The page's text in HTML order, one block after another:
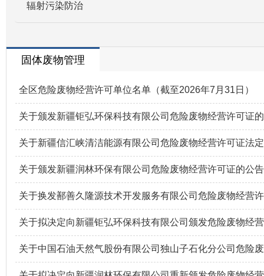
辐射污染防治
固体废物管理
全区危险废物经营许可单位名单（截至2026年7月31日）
关于颁发新疆钜弘环保科技有限公司危险废物经营许可证
关于新疆信汇峡清洁能源有限公司危险废物经营许可证法
关于颁发新疆润林环保有限公司危险废物经营许可证的公告
关于换发鄯善久隆源技术开发服务有限公司危险废物经营
关于拟决定向新疆钜弘环保科技有限公司颁发危险废物经
关于中国石油天然气股份有限公司独山子石化分公司危险